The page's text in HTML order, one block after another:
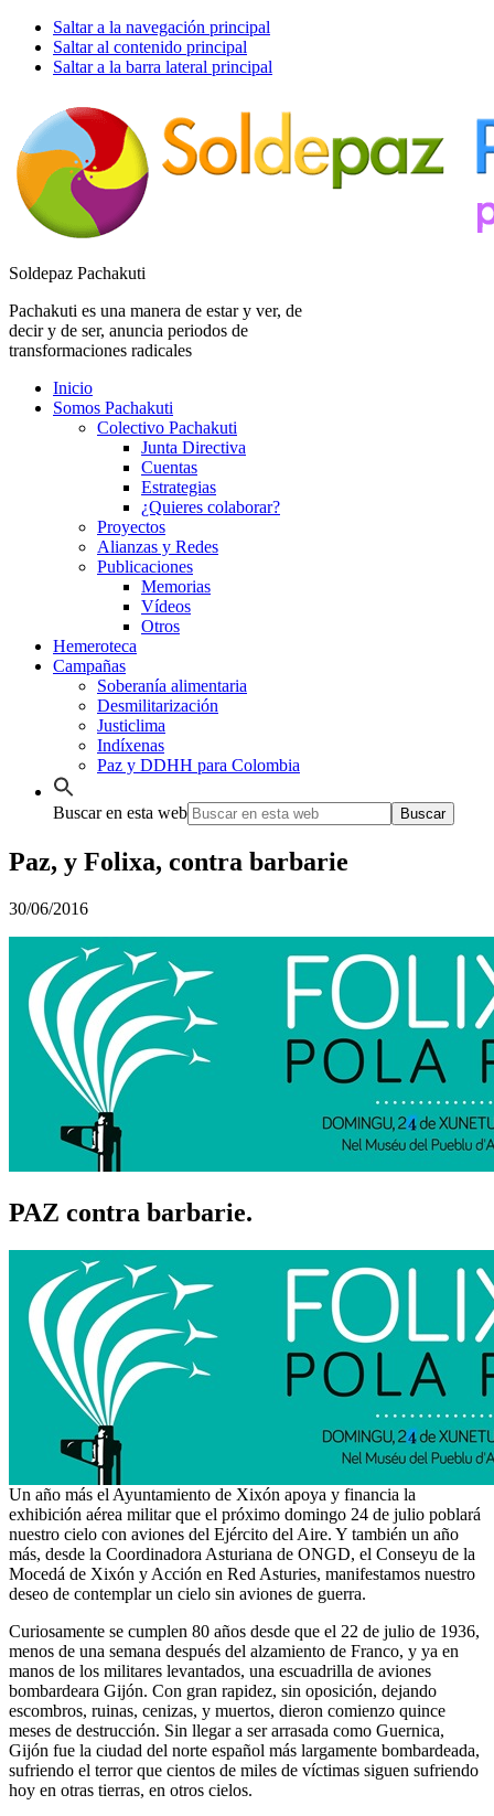
Saltar a la navegación principal
Saltar al contenido principal
Saltar a la barra lateral principal
Soldepaz Pachakuti
Pachakuti es una manera de estar y ver, de
decir y de ser, anuncia periodos de
transformaciones radicales
Inicio
Somos Pachakuti
Colectivo Pachakuti
Junta Directiva
Cuentas
Estrategias
¿Quieres colaborar?
Proyectos
Alianzas y Redes
Publicaciones
Memorias
Vídeos
Otros
Hemeroteca
Campañas
Soberanía alimentaria
Desmilitarización
Justiclima
Indíxenas
Paz y DDHH para Colombia
Buscar en esta web
Paz, y Folixa, contra barbarie
30/06/2016
PAZ contra barbarie.
Un año más el Ayuntamiento de Xixón apoya y financia la
exhibición aérea militar que el próximo domingo 24 de julio poblará
nuestro cielo con aviones del Ejército del Aire. Y también un año
más, desde la Coordinadora Asturiana de ONGD, el Conseyu de la
Mocedá de Xixón y Acción en Red Asturies, manifestamos nuestro
deseo de contemplar un cielo sin aviones de guerra.
Curiosamente se cumplen 80 años desde que el 22 de julio de 1936,
menos de una semana después del alzamiento de Franco, y ya en
manos de los militares levantados, una escuadrilla de aviones
bombardeara Gijón. Con gran rapidez, sin oposición, dejando
escombros, ruinas, cenizas, y muertos, dieron comienzo quince
meses de destrucción. Sin llegar a ser arrasada como Guernica,
Gijón fue la ciudad del norte español más largamente bombardeada,
sufriendo el terror que cientos de miles de víctimas siguen sufriendo
hoy en otras tierras, en otros cielos.